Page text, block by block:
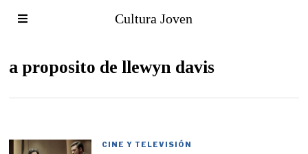
Cultura Joven
a proposito de llewyn davis
CINE Y TELEVISIÓN